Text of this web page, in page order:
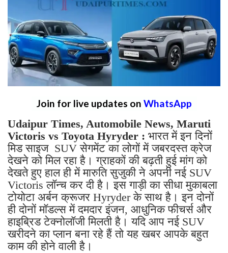
Join for live updates on WhatsApp
Udaipur Times, Automobile News, Maruti
Victoris vs Toyota Hyryder : भारत में इन दिनों
मिड साइज SUV सेगमेंट का लोगों में जबरदस्त क्रेज
देखने को मिल रहा है। ग्राहकों की बढ़ती हुई मांग को
देखते हुए हाल ही में मारुति सुजुकी ने अपनी नई SUV
Victoris लॉन्च कर दी है। इस गाड़ी का सीधा मुकाबला
टोयोटा अर्बन क्रूजर Hyryder के साथ है। इन दोनों
ही दोनों मॉडल्स में दमदार इंजन, आधुनिक फीचर्स और
हाइब्रिड टेक्नोलॉजी मिलती है। यदि आप नई SUV
खरीदने का प्लान बना रहे हैं तो यह खबर आपके बहुत
काम की होने वाली है।